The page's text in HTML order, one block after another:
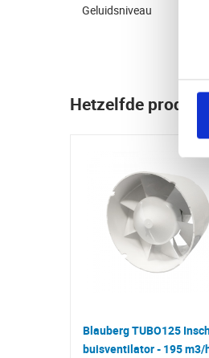
Geluidsniveau
Hetzelfde product
Blauberg TUBO125
buisventilator - 195 m3/